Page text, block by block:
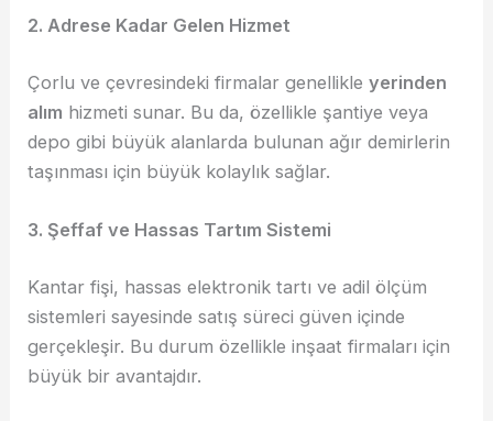
2. Adrese Kadar Gelen Hizmet
Çorlu ve çevresindeki firmalar genellikleyerinden
alım hizmeti sunar. Bu da, özellikle şantiye veya
depo gibi büyük alanlarda bulunan ağır demirlerin
taşınması için büyük kolaylık sağlar.
3. Şeffaf ve Hassas Tartım Sistemi
Kantar fişi, hassas elektronik tartı ve adil ölçüm
sistemleri sayesinde satış süreci güven içinde
gerçekleşir. Bu durum özellikle inşaat firmaları için
büyük bir avantajdır.